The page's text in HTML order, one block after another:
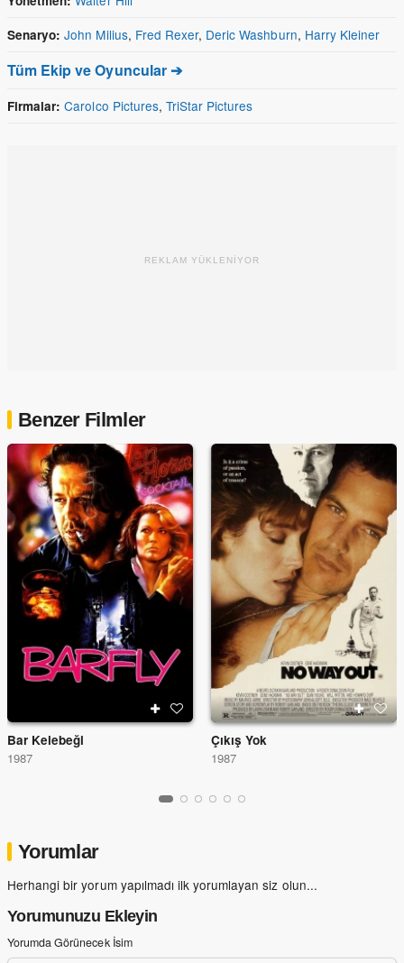
Senaryo: John Milius, Fred Rexer, Deric Washburn, Harry Kleiner
Tüm Ekip ve Oyuncular ➔
Firmalar: Carolco Pictures, TriStar Pictures
REKLAM YÜKLENİYOR
Benzer Filmler
Bar Kelebeği
1987
Çıkış Yok
1987
Yorumlar
Herhangi bir yorum yapılmadı ilk yorumlayan siz olun...
Yorumunuzu Ekleyin
Yorumda Görünecek İsim